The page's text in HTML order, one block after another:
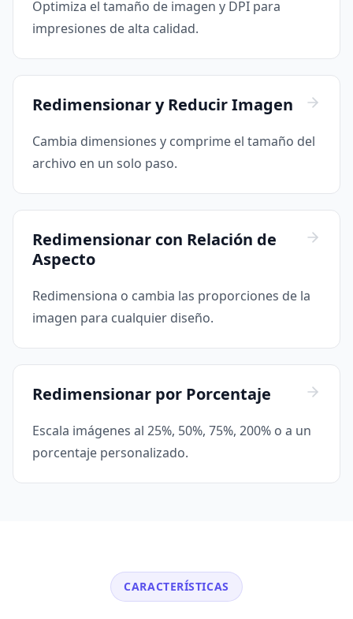
Optimiza el tamaño de imagen y DPI para
impresiones de alta calidad.
Redimensionar y Reducir Imagen
Cambia dimensiones y comprime el tamaño del
archivo en un solo paso.
Redimensionar con Relación de
Aspecto
Redimensiona o cambia las proporciones de la
imagen para cualquier diseño.
Redimensionar por Porcentaje
Escala imágenes al 25%, 50%, 75%, 200% o a un
porcentaje personalizado.
CARACTERÍSTICAS